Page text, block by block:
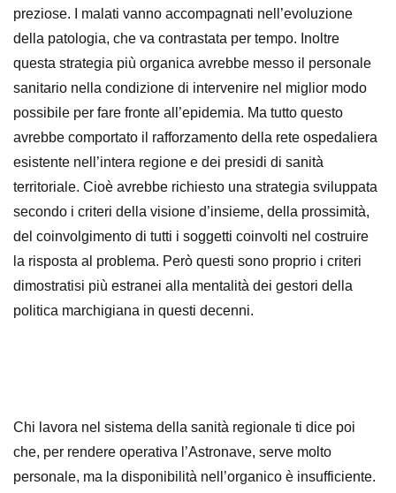
preziose. I malati vanno accompagnati nell’evoluzione
della patologia, che va contrastata per tempo. Inoltre
questa strategia più organica avrebbe messo il personale
sanitario nella condizione di intervenire nel miglior modo
possibile per fare fronte all’epidemia. Ma tutto questo
avrebbe comportato il rafforzamento della rete ospedaliera
esistente nell’intera regione e dei presidi di sanità
territoriale. Cioè avrebbe richiesto una strategia sviluppata
secondo i criteri della visione d’insieme, della prossimità,
del coinvolgimento di tutti i soggetti coinvolti nel costruire
la risposta al problema. Però questi sono proprio i criteri
dimostratisi più estranei alla mentalità dei gestori della
politica marchigiana in questi decenni.
Chi lavora nel sistema della sanità regionale ti dice poi
che, per rendere operativa l’Astronave, serve molto
personale, ma la disponibilità nell’organico è insufficiente.